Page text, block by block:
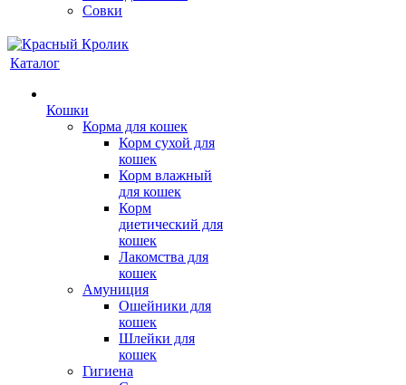
Совки
Каталог
Кошки
Корма для кошек
Корм сухой для
кошек
Корм влажный
для кошек
Корм
диетический для
кошек
Лакомства для
кошек
Амуниция
Ошейники для
кошек
Шлейки для
кошек
Гигиена